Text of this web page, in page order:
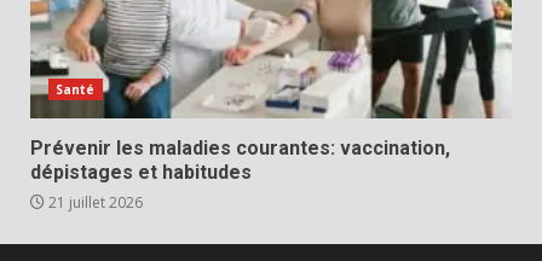
Santé
Prévenir les maladies courantes: vaccination,
dépistages et habitudes
21 juillet 2026